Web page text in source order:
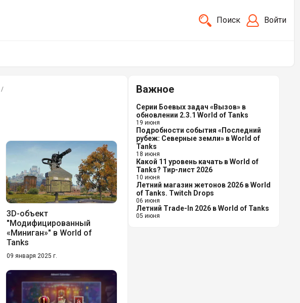
Поиск Войти
/
3D-объект
"Модифицированный
«Миниган»" в World of
Tanks
09 января 2025 г.
Важное
Серии Боевых задач «Вызов» в
обновлении 2.3.1 World of Tanks
19 июня
Подробности события «Последний
рубеж: Северные земли» в World of
Tanks
18 июня
Какой 11 уровень качать в World of
Tanks? Тир-лист 2026
10 июня
Летний магазин жетонов 2026 в World
of Tanks. Twitch Drops
06 июня
Летний Trade-In 2026 в World of Tanks
05 июня